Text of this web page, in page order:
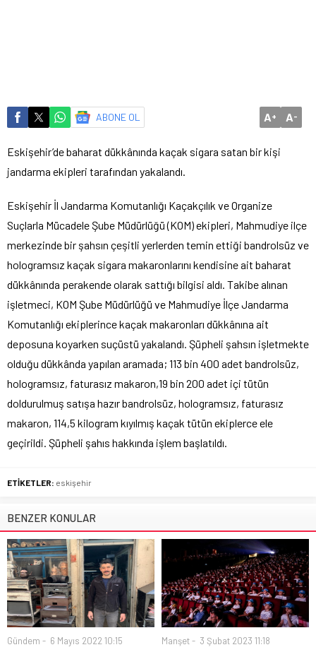
ABONE OL A+ A-
Eskişehir’de baharat dükkânında kaçak sigara satan bir kişi
jandarma ekipleri tarafından yakalandı.
Eskişehir İl Jandarma Komutanlığı Kaçakçılık ve Organize
Suçlarla Mücadele Şube Müdürlüğü (KOM) ekipleri, Mahmudiye ilçe
merkezinde bir şahsın çeşitli yerlerden temin ettiği bandrolsüz ve
hologramsız kaçak sigara makaronlarını kendisine ait baharat
dükkânında perakende olarak sattığı bilgisi aldı. Takibe alınan
işletmeci, KOM Şube Müdürlüğü ve Mahmudiye İlçe Jandarma
Komutanlığı ekiplerince kaçak makaronları dükkânına ait
deposuna koyarken suçüstü yakalandı. Şüpheli şahsın işletmekte
olduğu dükkânda yapılan aramada; 113 bin 400 adet bandrolsüz,
hologramsız, faturasız makaron,19 bin 200 adet içi tütün
doldurulmuş satışa hazır bandrolsüz, hologramsız, faturasız
makaron, 114,5 kilogram kıyılmış kaçak tütün ekiplerce ele
geçirildi. Şüpheli şahıs hakkında işlem başlatıldı.
ETİKETLER: eskişehir
BENZER KONULAR
Gündem 6 Mayıs 2022 10:15 Manşet 3 Şubat 2023 11:18